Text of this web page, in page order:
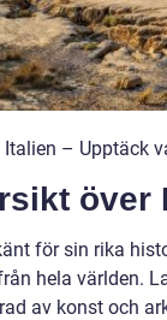
Italien – Upptäck
över
för sin rika
hela världen.
av konst och